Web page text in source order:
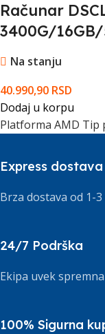
Računar
3400G/
Na stanju
40.990,90 RSD
Dodaj u korpu
Platforma AMD Tip
Express dostava
Brza dostava od 1-
24/7 Podrška
Ekipa uvek
100% Sigurna